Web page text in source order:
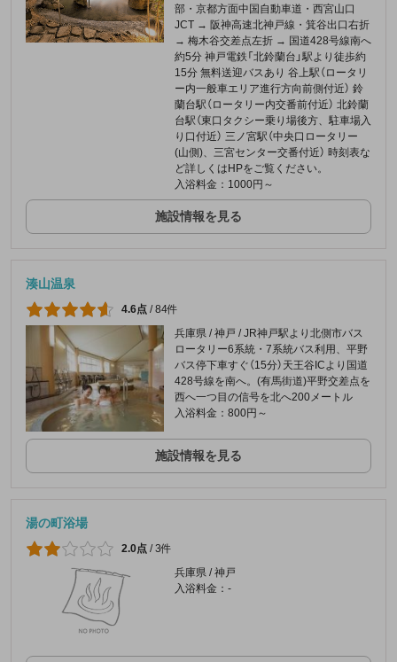
部・京都方面中国自動車道・西宮山口
JCT → 阪神高速北神戸線・箕谷出口右折
→ 梅木谷交差点左折 → 国道428号線南へ
約5分 神戸電鉄「北鈴蘭台」駅より徒歩約
15分 無料送迎バスあり 谷上駅（ロータリ
ー内一般車エリア進行方向前側付近） 鈴
蘭台駅（ロータリー内交番前付近） 北鈴蘭
台駅（東口タクシー乗り場後方、駐車場入
り口付近） 三ノ宮駅（中央口ロータリー
(山側)、三宮センター交番付近） 時刻表な
ど詳しくはHPをご覧ください。
入浴料金：1000円～
施設情報を見る
湊山温泉
4.6点 /84件
兵庫県 / 神戸 / JR神戸駅より北側市バス
ロータリー6系統・7系統バス利用、平野
バス停下車すぐ（15分）天王谷ICより国道
428号線を南へ。(有馬街道)平野交差点を
西へ一つ目の信号を北へ200メートル
入浴料金：800円～
施設情報を見る
湯の町浴場
2.0点 /3件
兵庫県 / 神戸
入浴料金：-